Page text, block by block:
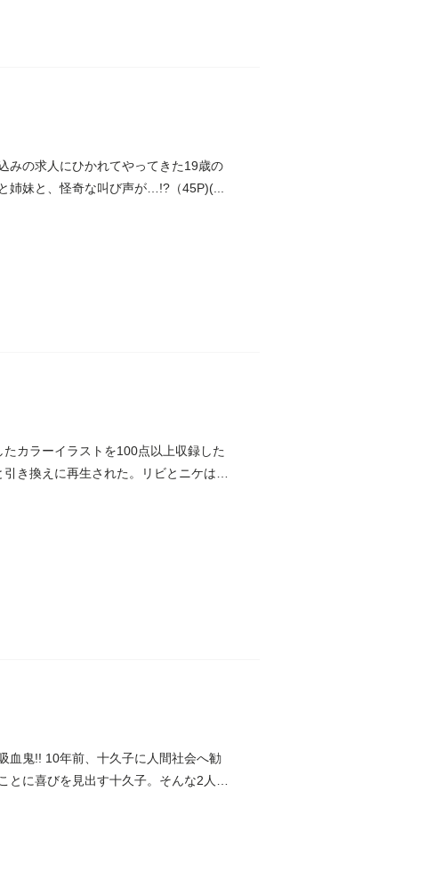
みの求人にひかれてやってきた19歳の
姉妹と、怪奇な叫び声が…!?（45P)(...
カラーイラストを100点以上収録した
き換えに再生された。リビとニケはこ
血鬼!! 10年前、十久子に人間社会へ勧
とに喜びを見出す十久子。そんな2人